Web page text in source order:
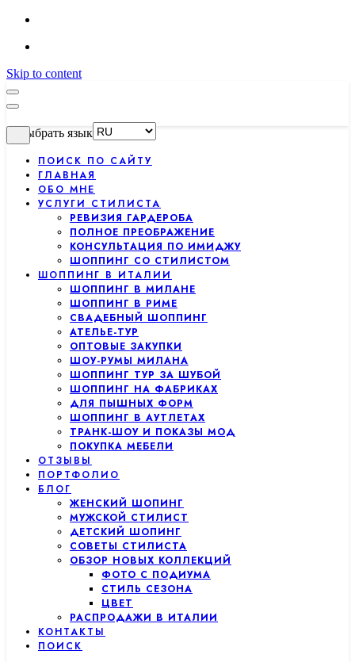
Skip to content
Выбрать язык
ПОИСК ПО САЙТУ
ГЛАВНАЯ
ОБО МНЕ
УСЛУГИ СТИЛИСТА
РЕВИЗИЯ ГАРДЕРОБА
ПОЛНОЕ ПРЕОБРАЖЕНИЕ
КОНСУЛЬТАЦИЯ ПО ИМИДЖУ
ШОППИНГ СО СТИЛИСТОМ
ШОППИНГ В ИТАЛИИ
ШОППИНГ В МИЛАНЕ
ШОППИНГ В РИМЕ
СВАДЕБНЫЙ ШОППИНГ
АТЕЛЬЕ-ТУР
ОПТОВЫЕ ЗАКУПКИ
ШОУ-РУМЫ МИЛАНА
ШОППИНГ ТУР ЗА ШУБОЙ
ШОППИНГ НА ФАБРИКАХ
ДЛЯ ПЫШНЫХ ФОРМ
ШОППИНГ В АУТЛЕТАХ
ТРАНК-ШОУ И ПОКАЗЫ МОД
ПОКУПКА МЕБЕЛИ
ОТЗЫВЫ
ПОРТФОЛИО
БЛОГ
ЖЕНСКИЙ ШОПИНГ
МУЖСКОЙ СТИЛИСТ
ДЕТСКИЙ ШОПИНГ
СОВЕТЫ СТИЛИСТА
ОБЗОР НОВЫХ КОЛЛЕКЦИЙ
ФОТО С ПОДИУМА
СТИЛЬ СЕЗОНА
ЦВЕТ
РАСПРОДАЖИ В ИТАЛИИ
КОНТАКТЫ
ПОИСК